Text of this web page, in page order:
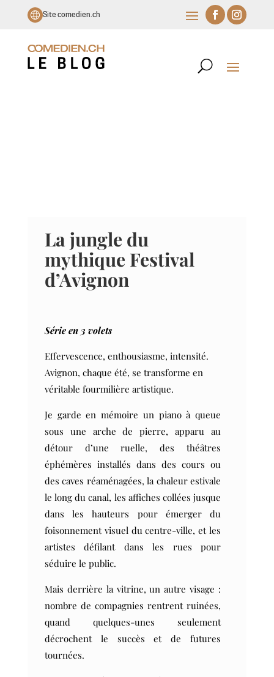
Site comedien.ch
La jungle du
mythique Festival
d’Avignon
Série en 3 volets
Effervescence, enthousiasme, intensité.
Avignon, chaque été, se transforme en
véritable fourmilière artistique.
Je garde en mémoire un piano à queue
sous une arche de pierre, apparu au
détour d’une ruelle, des théâtres
éphémères installés dans des cours ou
des caves réaménagées, la chaleur estivale
le long du canal, les affiches collées jusque
dans les hauteurs pour émerger du
foisonnement visuel du centre-ville, et les
artistes défilant dans les rues pour
séduire le public.
Mais derrière la vitrine, un autre visage :
nombre de compagnies rentrent ruinées,
quand quelques-unes seulement
décrochent le succès et de futures
tournées.